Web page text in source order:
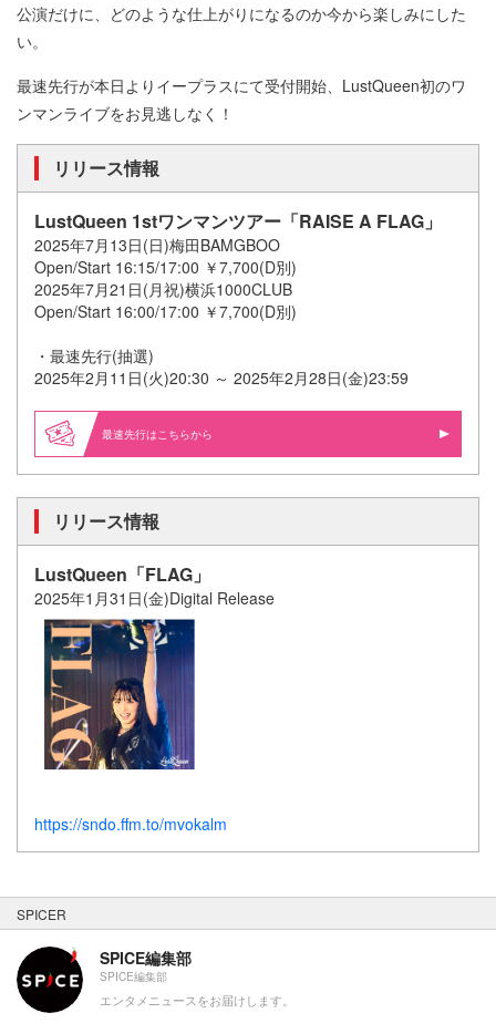
公演だけに、どのような仕上がりになるのか今から楽しみにした
い。
最速先行が本日よりイープラスにて受付開始、LustQueen初のワ
ンマンライブをお見逃しなく！
リリース情報
LustQueen 1stワンマンツアー「RAISE A FLAG」
2025年7月13日(日)梅田BAMGBOO
Open/Start 16:15/17:00 ￥7,700(D別)
2025年7月21日(月祝)横浜1000CLUB
Open/Start 16:00/17:00 ￥7,700(D別)
・最速先行(抽選)
2025年2月11日(火)20:30 ～ 2025年2月28日(金)23:59
最速先行はこちらから
リリース情報
LustQueen「FLAG」
2025年1月31日(金)Digital Release
https://sndo.ffm.to/mvokalm
SPICER
SPICE編集部
SPICE編集部
エンタメニュースをお届けします。